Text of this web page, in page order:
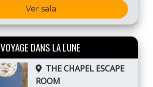
Ver sala
VOYAGE DANS LA LUNE
THE CHAPEL ESCAPE
ROOM